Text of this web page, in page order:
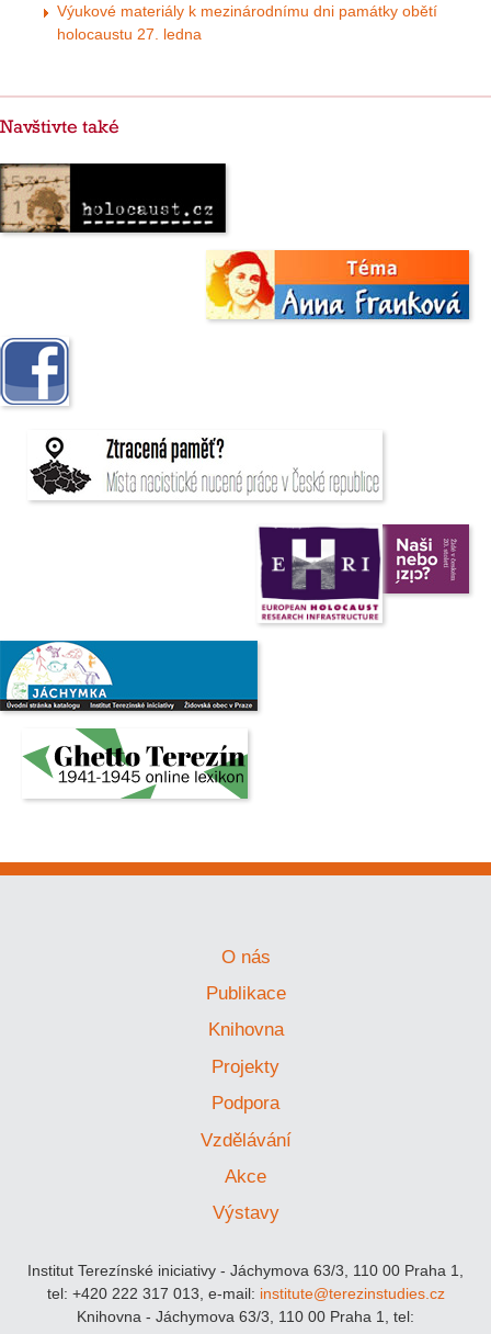
Výukové materiály k mezinárodnímu dni památky obětí
holocaustu 27. ledna
Navštivte také
O nás
Publikace
Knihovna
Projekty
Podpora
Vzdělávání
Akce
Výstavy
Institut Terezínské iniciativy - Jáchymova 63/3, 110 00 Praha 1,
tel: +420 222 317 013, e-mail: institute@terezinstudies.cz
Knihovna - Jáchymova 63/3, 110 00 Praha 1, tel: